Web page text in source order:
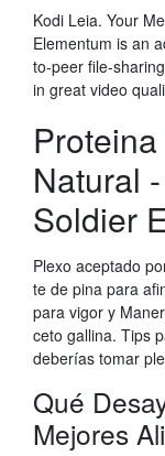
Kodi Leia. Your
Elementum is an
to-peer file-
in great video
Natural
Soldier
Plexo aceptado
te de pina para
para vigor y
ceto gallina. Tips
deberías tomar
Qué
Mejores